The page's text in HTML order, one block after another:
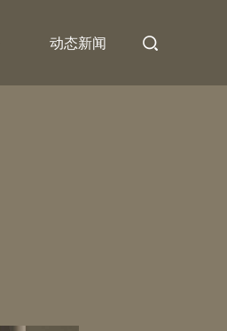
动态新闻